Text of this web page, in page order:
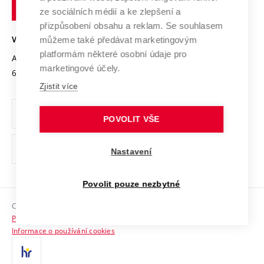
Open Science
Projekty
Projekty ze strukturálních fondů
Specifický výzkum
Mezinárodní dohody
Univerzitní sítě
Podnikavá univerzita / ContriBUTe
Bezpečná univerzita
Vyznamenání
Organizační struktura
Ochrana osobních údajů
odkaz)
Sociální bezpečí
HR Award
Kontakty
technické
VYSOKÉ UČENÍ TECHNICKÉ V BRNĚ
Antonínská 548/1
602 00 Brno
www.vut.cz
vut@vutbr.cz
Copyright © 2026 VUT
Prohlášení o přístupnosti
Informace o používání cookies
ze sociálních médií a ke zlepšení a
přizpůsobení obsahu a reklam. Se souhlasem
můžeme také předávat marketingovým
platformám některé osobní údaje pro
marketingové účely.
Zjistit více
POVOLIT VŠE
Nastavení
Povolit pouze nezbytné